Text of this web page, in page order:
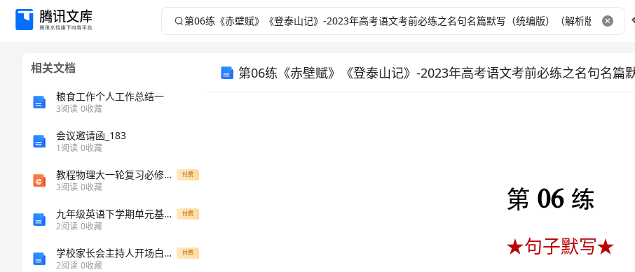
第
《赤
赋》
《登
相关文档
粮食工作个人工作总结一
3阅读 0收藏
会议邀请函_183
1阅读 0收藏
教程物理大一轮复习必修部分 付费
3阅读 0收藏
九年级英语下学期单元基础练习题6 付费
2阅读 0收藏
学校家长会主持人开场白范文_1 付费
2阅读 0收藏